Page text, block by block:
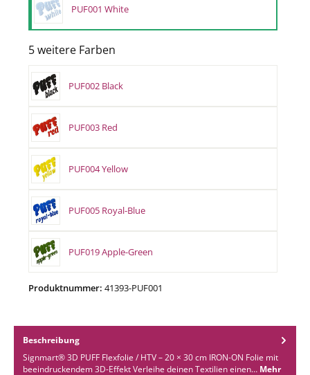
PUF001 White
5 weitere Farben
PUF002 Black
PUF003 Red
PUF004 Yellow
PUF005 Royal-Blue
PUF019 Apple-Green
Produktnummer: 41393-PUF001
Beschreibung
Signmart® 3D PUFF Flexfolie / HTV – 20 × 30 cm IRON-ON Folie mit
beeindruckendem 3D-Effekt Verleihe deinen Textilien einen… Mehr